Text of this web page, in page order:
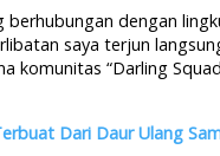
dengan
saya terjun
komunitas “Darling
Dari Daur Ulang